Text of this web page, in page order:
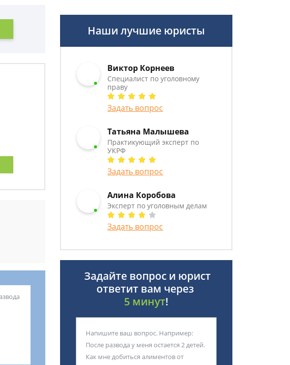
Наши лучшие юристы
Виктор Корнеев
Cпециалист по уголовному
праву
Задать вопрос
Татьяна Малышева
Практикующий эксперт по
УКРФ
Задать вопрос
Алина Коробова
Эксперт по уголовным делам
Задать вопрос
Задайте вопрос и юрист
ответит вам через
5 минут!